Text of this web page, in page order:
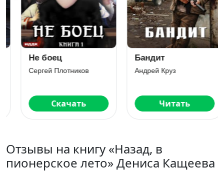
Не боец
Сергей Плотников
Скачать
Бандит
Андрей Круз
Читать
Отзывы на книгу «Назад, в
пионерское лето» Дениса Кащеева